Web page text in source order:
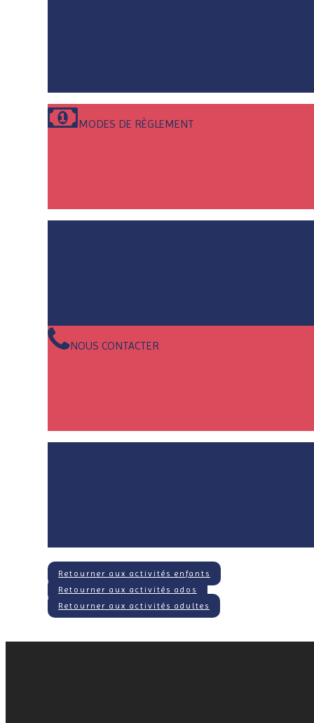
MODES DE RÈGLEMENT
NOUS CONTACTER
Retourner aux activités enfants
Retourner aux activités ados
Retourner aux activités adultes